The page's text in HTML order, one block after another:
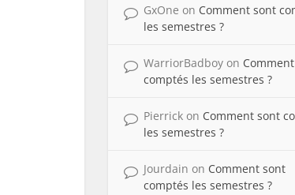
GxOne on Comment sont
les semestres ?
WarriorBadboy on
comptés les semestres ?
Pierrick on Comment sont
les semestres ?
Jourdain on Comment sont
comptés les semestres ?